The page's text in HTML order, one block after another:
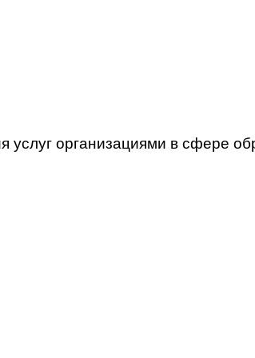
услуг организациями в сфере